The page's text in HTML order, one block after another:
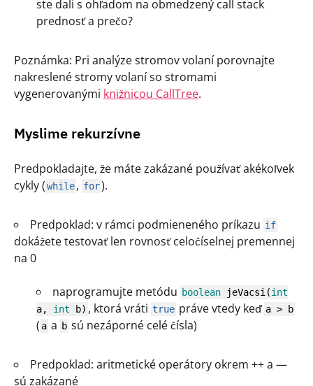
ste dali s ohľadom na obmedzený call stack
prednosť a prečo?
Poznámka: Pri analýze stromov volaní porovnajte
nakreslené stromy volaní so stromami
vygenerovanými knižnicou CallTree.
Myslime rekurzívne
Predpokladajte, že máte zakázané používať akékoľvek
cykly (while, for).
Predpoklad: v rámci podmieneného príkazu if
dokážete testovať len rovnosť celočíselnej premennej
na 0
naprogramujte metódu boolean jeVacsi (int
a, int b) , ktorá vráti true práve vtedy keď a > b
( a a b sú nezáporné celé čísla)
Predpoklad: aritmetické operátory okrem ++ a —
sú zakázané